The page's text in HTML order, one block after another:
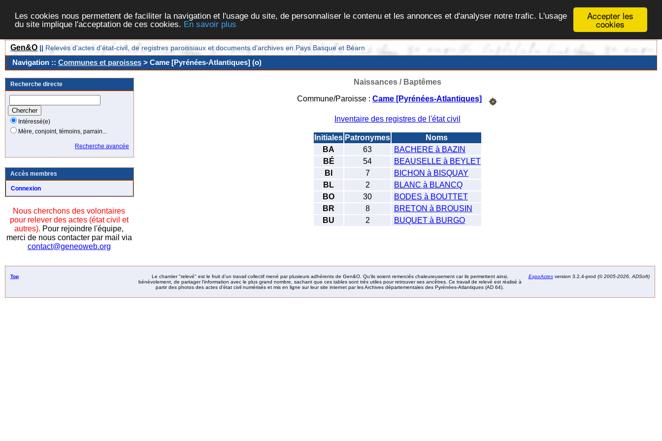
Accepter les
cookies
Les cookies nous permettent de faciliter la navigation et l'usage du site, de personnaliser le contenu et les annonces et d'analyser notre trafic. L'usage
du site implique l'acceptation de ces cookies. En savoir plus
Gen&O || Relevés d'actes d'état-civil, de registres paroissiaux et documents d'archives en Pays Basque et Béarn
Navigation :: Communes et paroisses > Came [Pyrénées-Atlantiques] (o)
Recherche directe
Intéressé(e)
Mère, conjoint, témoins, parrain...
Recherche avancée
Accès membres
Connexion
Nous cherchons des volontaires
pour relever des actes (état civil et
autres). Pour rejoindre l'équipe,
merci de nous contacter par mail via
contact@geneoweb.org
Naissances / Baptêmes
Commune/Paroisse : Came [Pyrénées-Atlantiques]
Inventaire des registres de l'état civil
Initiales Patronymes
Noms
BA
63
BACHERE à BAZIN
BÉ
54
BEAUSELLE à BEYLET
BI
7
BICHON à BISQUAY
BL
2
BLANC à BLANCQ
BO
30
BODES à BOUTTET
BR
8
BRETON à BROUSIN
BU
2 BUQUET à BURGO
Top
Le chantier "relevé" est le fruit d’un travail collectif mené par plusieurs adhérents de Gen&O. Qu’ils soient remerciés chaleureusement car ils permettent ainsi,
bénévolement, de partager l’information avec le plus grand nombre, sachant que ces tables sont très utiles pour retrouver ses ancêtres. Ce travail de relevé est réalisé à
partir des photos des actes d’état civil numérisés et mis en ligne sur leur site internet par les Archives départementales des Pyrénées-Atlantiques (AD 64).
ExpoActesversion 3.2.4-prod (©2005-2026, ADSoft)